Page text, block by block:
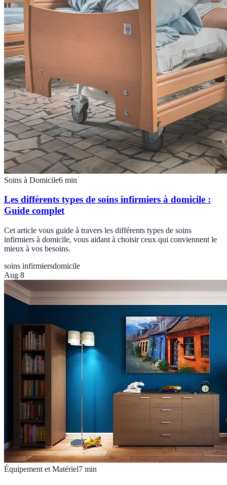
Soins à Domicile6 min
Les différents types de soins infirmiers à domicile :
Guide complet
Cet article vous guide à travers les différents types de soins
infirmiers à domicile, vous aidant à choisir ceux qui conviennent le
mieux à vos besoins.
soins infirmiersdomicile
Aug 8
Équipement et Matériel7 min